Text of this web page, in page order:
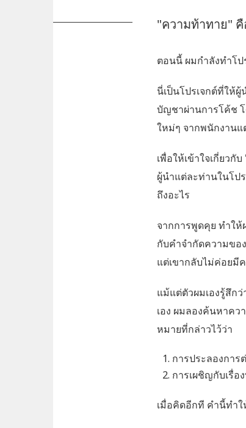
"ความท้าทาย" คื
ตอนนี้ ผมกำลังทำโป
นี่เป็นโปรเจกต์ที่ให้
บัญชาผ่านการโค้ช โ
ใหม่ๆ จากพนักงาน
เพื่อให้เข้าใจเกี่ยว
ผู้นำแต่ละท่านในโป
ถึงอะไร
จากการพูดคุย ทำให้
กับคำจำกัดความขอ
แต่เขากลับไม่ค่อยมี
แม้แต่ตัวผมเองรู้สึก
เอง ผมลองค้นหาค
หมายที่กล่าวไว้ว่า
การประลองกา
การเผชิญกับเรื่
เมื่อคิดอีกที คำนี้ทำใ